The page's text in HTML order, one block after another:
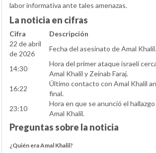
labor informativa ante tales amenazas.
La noticia en cifras
Cifra
Descripción
22 de abril
de 2026
Fecha del asesinato de Amal Khalil.
14:30
Hora del primer ataque israelí
Amal Khalil y Zeinab Faraj.
16:22
Último contacto con Amal Khalil
final.
23:10
Hora en que se anunció el
Amal Khalil.
Preguntas sobre la noticia
¿Quién era Amal Khalil?